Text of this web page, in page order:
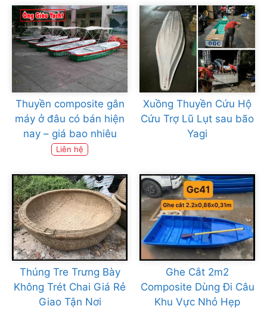
Thuyền composite gắn
máy ở đâu có bán hiện
nay – giá bao nhiêu
Liên hệ
Xuồng Thuyền Cứu Hộ
Cứu Trợ Lũ Lụt sau bão
Yagi
Thúng Tre Trưng Bày
Không Trét Chai Giá Rẻ
Giao Tận Nơi
Ghe Cắt 2m2
Composite Dùng Đi Câu
Khu Vực Nhỏ Hẹp